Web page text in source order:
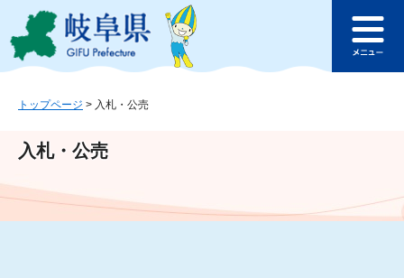
ジ
ュ
文
このページの本文へ
ュ
トップページ > 入札・公売
入札・公売